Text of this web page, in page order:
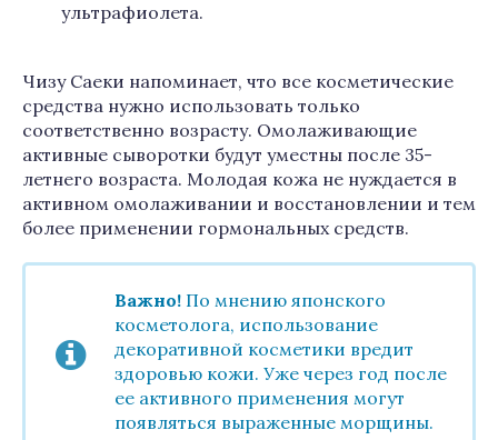
ультрафиолета.
Чизу Саеки напоминает, что все косметические
средства нужно использовать только
соответственно возрасту. Омолаживающие
активные сыворотки будут уместны после 35-
летнего возраста. Молодая кожа не нуждается в
активном омолаживании и восстановлении и тем
более применении гормональных средств.
Важно! По мнению японского
косметолога, использование
декоративной косметики вредит
здоровью кожи. Уже через год после
ее активного применения могут
появляться выраженные морщины.